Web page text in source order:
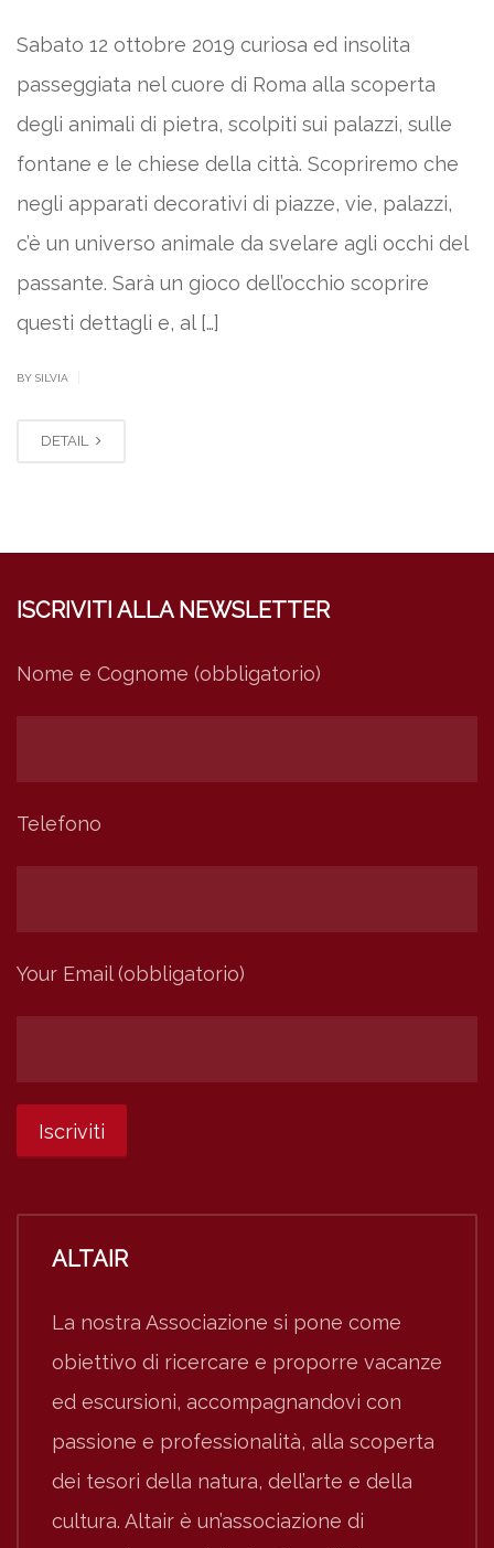
Sabato 12 ottobre 2019 curiosa ed insolita
passeggiata nel cuore di Roma alla scoperta
degli animali di pietra, scolpiti sui palazzi, sulle
fontane e le chiese della città. Scopriremo che
negli apparati decorativi di piazze, vie, palazzi,
c’è un universo animale da svelare agli occhi del
passante. Sarà un gioco dell’occhio scoprire
questi dettagli e, al […]
BY SILVIA
DETAIL
ISCRIVITI ALLA NEWSLETTER
Nome e Cognome (obbligatorio)
Telefono
Your Email (obbligatorio)
ALTAIR
La nostra Associazione si pone come
obiettivo di ricercare e proporre vacanze
ed escursioni, accompagnandovi con
passione e professionalità, alla scoperta
dei tesori della natura, dell’arte e della
cultura. Altair è un’associazione di